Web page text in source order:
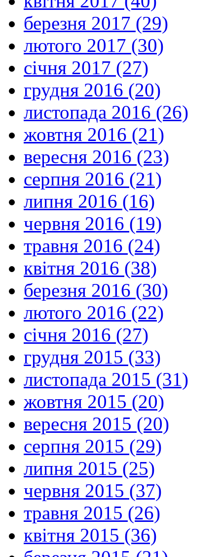
березня 2017 (29)
лютого 2017 (30)
січня 2017 (27)
грудня 2016 (20)
листопада 2016 (26)
жовтня 2016 (21)
вересня 2016 (23)
серпня 2016 (21)
липня 2016 (16)
червня 2016 (19)
травня 2016 (24)
квітня 2016 (38)
березня 2016 (30)
лютого 2016 (22)
січня 2016 (27)
грудня 2015 (33)
листопада 2015 (31)
жовтня 2015 (20)
вересня 2015 (20)
серпня 2015 (29)
липня 2015 (25)
червня 2015 (37)
травня 2015 (26)
квітня 2015 (36)